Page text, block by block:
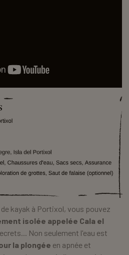
kayak à Portixol, vous pouvez
isolée appelée Cala el
Non seulement l'eau est
la plongée en apnée et